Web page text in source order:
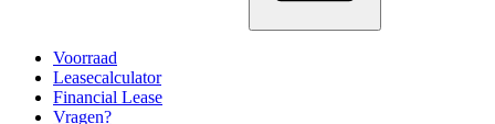
Voorraad
Leasecalculator
Financial Lease
Vragen?